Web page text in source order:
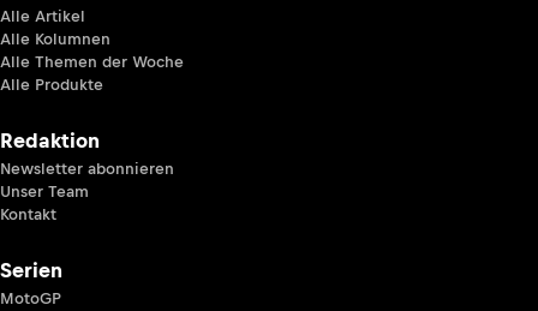
Alle Artikel
Alle Kolumnen
Alle Themen der Woche
Alle Produkte
Redaktion
Newsletter abonnieren
Unser Team
Kontakt
Serien
MotoGP